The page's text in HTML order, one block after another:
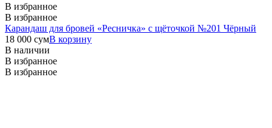
В избранное
В избранное
Карандаш для бровей «Ресничка» с щёточкой №201 Чёрный
18 000 сумВ корзину
В наличии
В избранное
В избранное